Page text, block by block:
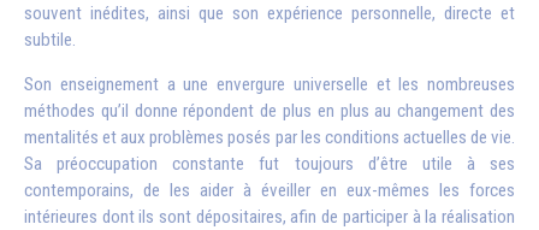
souvent inédites, ainsi que son expérience personnelle, directe et
subtile.
Son enseignement a une envergure universelle et les nombreuses
méthodes qu’il donne répondent de plus en plus au changement des
mentalités et aux problèmes posés par les conditions actuelles de vie.
Sa préoccupation constante fut toujours d’être utile à ses
contemporains, de les aider à éveiller en eux-mêmes les forces
intérieures dont ils sont dépositaires, afin de participer à la réalisation